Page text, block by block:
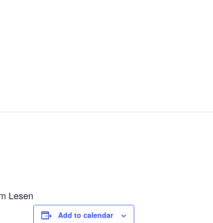
Lesen
Add to calendar